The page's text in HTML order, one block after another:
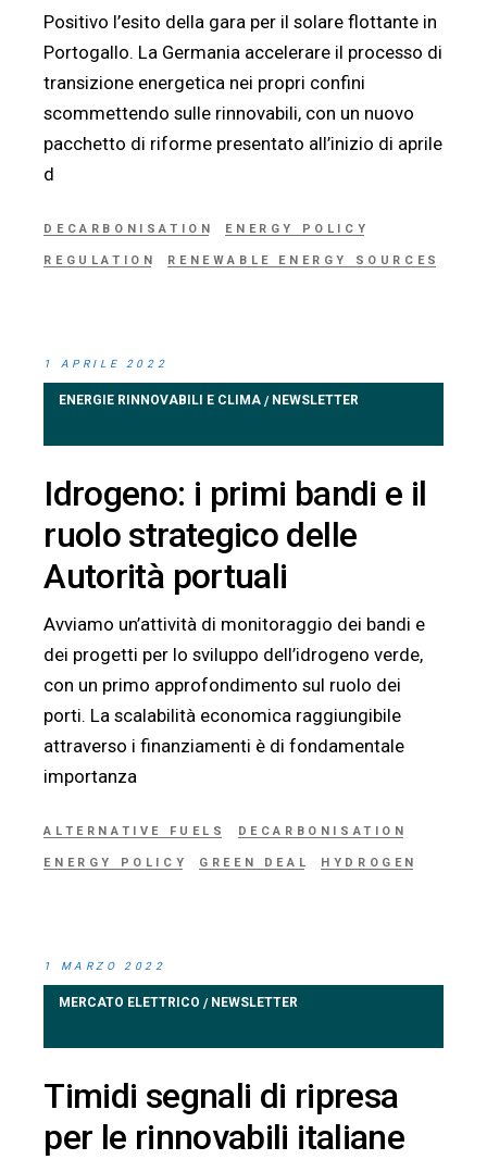
Positivo l’esito della gara per il solare flottante in
Portogallo. La Germania accelerare il processo di
transizione energetica nei propri confini
scommettendo sulle rinnovabili, con un nuovo
pacchetto di riforme presentato all’inizio di aprile
d
DECARBONISATION ENERGY POLICY
REGULATION RENEWABLE ENERGY SOURCES
1 APRILE 2022
ENERGIE RINNOVABILI E CLIMA / NEWSLETTER
Idrogeno: i primi bandi e il
ruolo strategico delle
Autorità portuali
Avviamo un’attività di monitoraggio dei bandi e
dei progetti per lo sviluppo dell’idrogeno verde,
con un primo approfondimento sul ruolo dei
porti. La scalabilità economica raggiungibile
attraverso i finanziamenti è di fondamentale
importanza
ALTERNATIVE FUELS DECARBONISATION
ENERGY POLICY GREEN DEAL HYDROGEN
1 MARZO 2022
MERCATO ELETTRICO / NEWSLETTER
Timidi segnali di ripresa
per le rinnovabili italiane